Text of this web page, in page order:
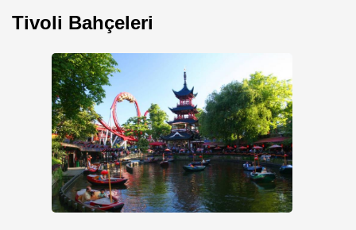
Tivoli Bahçeleri